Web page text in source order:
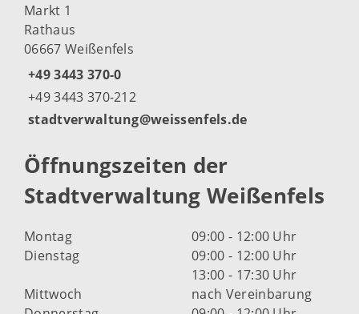
Markt 1
Rathaus
06667 Weißenfels
+49 3443 370-0
+49 3443 370-212
stadtverwaltung@weissenfels.de
Öffnungszeiten der
Stadtverwaltung Weißenfels
Montag
09:00 - 12:00 Uhr
Dienstag
09:00 - 12:00 Uhr
13:00 - 17:30 Uhr
Mittwoch
nach Vereinbarung